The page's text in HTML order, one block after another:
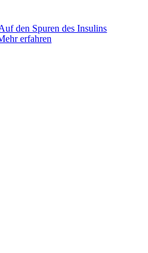
den Spuren des Insulins
erfahren